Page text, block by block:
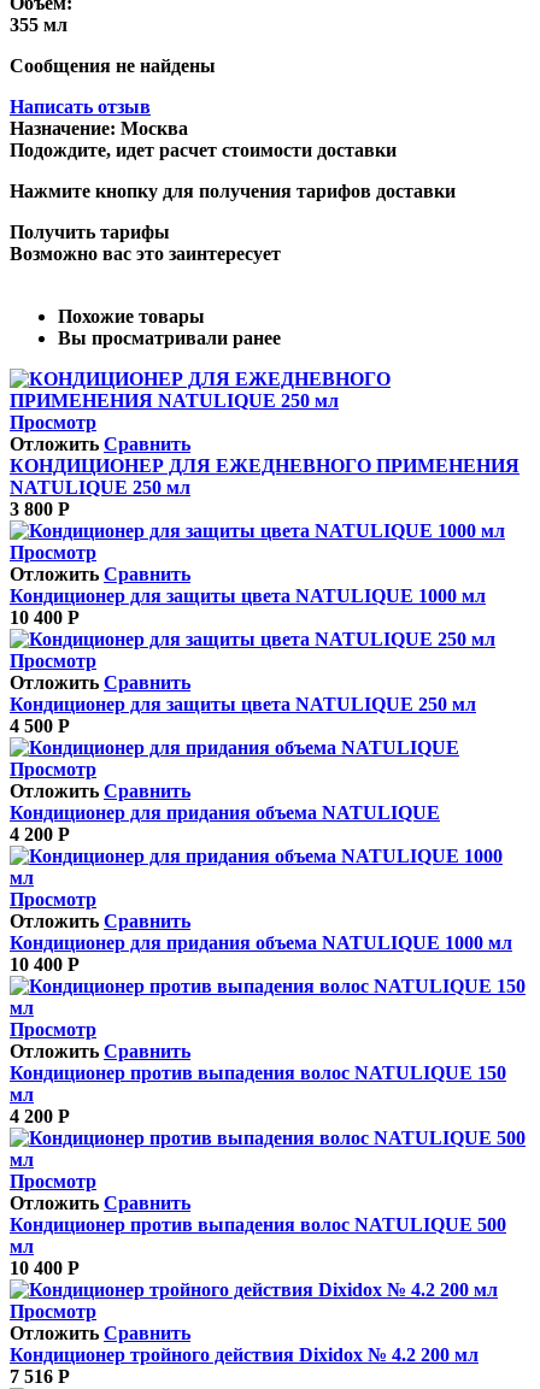
355 мл
Сообщения не найдены
Написать отзыв
Назначение: Москва
Подождите, идет расчет стоимости доставки
Нажмите кнопку для получения тарифов доставки
Получить тарифы
Возможно вас это заинтересует
Похожие товары
Вы просматривали ранее
Просмотр
Отложить Сравнить
КОНДИЦИОНЕР ДЛЯ ЕЖЕДНЕВНОГО ПРИМЕНЕНИЯ
NATULIQUE 250 мл
3 800 Р
Просмотр
Отложить Сравнить
Кондиционер для защиты цвета NATULIQUE 1000 мл
10 400 Р
Просмотр
Отложить Сравнить
Кондиционер для защиты цвета NATULIQUE 250 мл
4 500 Р
Просмотр
Отложить Сравнить
Кондиционер для придания объема NATULIQUE
4 200 Р
Просмотр
Отложить Сравнить
Кондиционер для придания объема NATULIQUE 1000 мл
10 400 Р
Просмотр
Отложить Сравнить
Кондиционер против выпадения волос NATULIQUE 150
мл
4 200 Р
Просмотр
Отложить Сравнить
Кондиционер против выпадения волос NATULIQUE 500
мл
10 400 Р
Просмотр
Отложить Сравнить
Кондиционер тройного действия Dixidox № 4.2 200 мл
7 516 Р